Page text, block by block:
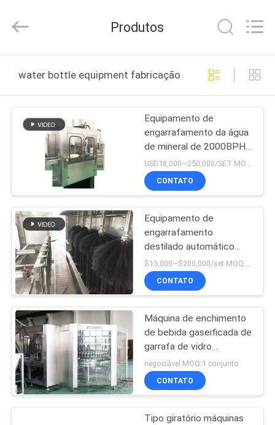
PRODUTOS
VÍDEOS
SOBRE
NÓS
EXCURSÃO
DA
FÁBRICA
CONTROLE
DA
QUALIDADE
CONTACTE-
Machinery
Rights
Produtos
water bottle equipment fabricação online
Equipamento de
engarrafamento da água
de mineral de 2000BPH
7L para o enchimento do
galão
USD18,000~250,000/SET MOQ:1 grupo
CONTATO
Equipamento de
engarrafamento
destilado automático
elétrico da água 20L
CONTATO
Máquina de enchimento
de bebida gaseificada de
garrafa de vidro
engarrafamento
equipamento 5, 000BPH
(500 ml)
negociável MOQ:1 conjunto
CONTATO
Tipo giratório máquinas